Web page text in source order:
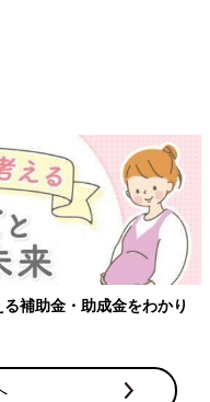
補助金・助成金をわかり